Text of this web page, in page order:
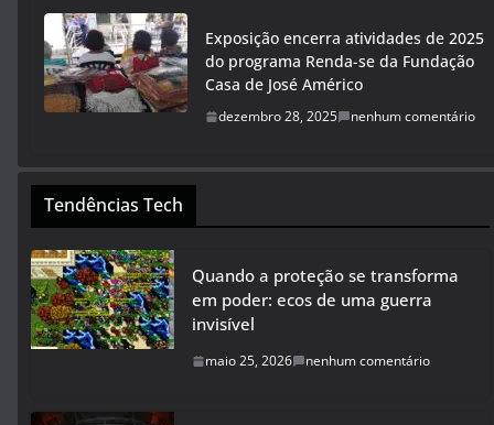
Exposição encerra atividades de 2025
do programa Renda-se da Fundação
Casa de José Américo
dezembro 28, 2025 nenhum comentário
Tendências Tech
Quando a proteção se transforma
em poder: ecos de uma guerra
invisível
maio 25, 2026 nenhum comentário